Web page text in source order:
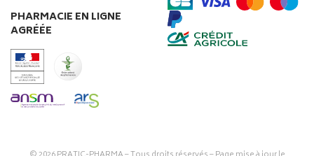
PHARMACIE EN LIGNE
AGRÉÉE